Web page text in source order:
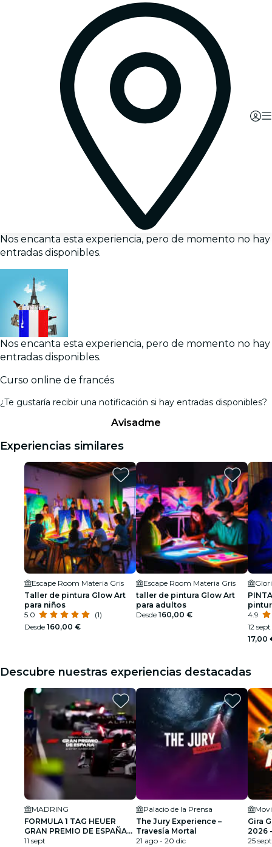
Nos encanta esta experiencia, pero de momento no hay
entradas disponibles.
Nos encanta esta experiencia, pero de momento no hay
entradas disponibles.
Curso online de francés
¿Te gustaría recibir una notificación si hay entradas disponibles?
Avisadme
Experiencias similares
Escape Room Materia Gris
Taller de pintura Glow Art
para niños
5.0
(1)
Desde 160,00 €
Escape Room Materia Gris
taller de pintura Glow Art
para adultos
Desde 160,00 €
4.9
12
17,00
Descubre nuestras experiencias destacadas
MADRING
FORMULA 1 TAG HEUER
GRAN PREMIO DE ESPAÑA
2026
11 sept
Palacio de la Prensa
The Jury Experience –
Travesía Mortal
21 ago - 20 dic
Gira
2026
25 sept